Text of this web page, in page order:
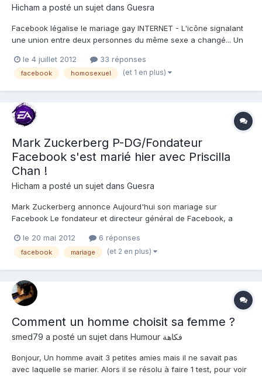
Hicham a posté un sujet dans Guesra
Facebook légalise le mariage gay INTERNET - L'icône signalant
une union entre deux personnes du même sexe a changé... Un
communauté homosexuelle. Un grand pas à l’échelle -toute
symbolique- de Facebook to^^^^ois, puisqu...
le 4 juillet 2012 33 réponses
facebook homosexuel (et 1 en plus)
Mark Zuckerberg P-DG/Fondateur
Facebook s'est marié hier avec Priscilla
Chan !
Hicham a posté un sujet dans Guesra
Mark Zuckerberg annonce Aujourd'hui son mariage sur
Facebook Le fondateur et directeur général de Facebook, a
annonçant l'événement en modifiant son propre statut sur le
réseau social. Vous pouvez "liker" l'h...
le 20 mai 2012 6 réponses
facebook mariage (et 2 en plus)
Comment un homme choisit sa femme ?
smed79 a posté un sujet dans Humour فكاهة
Bonjour, Un homme avait 3 petites amies mais il ne savait pas
avec laquelle se marier. Alors il se résolu à faire 1 test, pour voir